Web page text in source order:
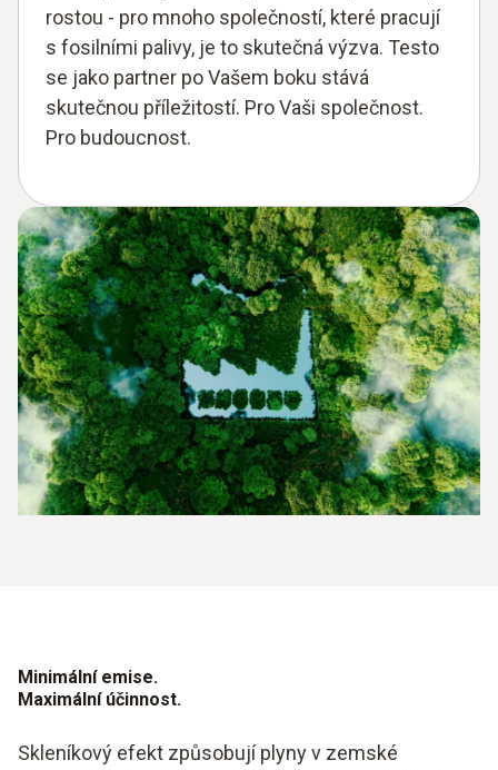
rostou - pro mnoho společností, které pracují
s fosilními palivy, je to skutečná výzva. Testo
se jako partner po Vašem boku stává
skutečnou příležitostí. Pro Vaši společnost.
Pro budoucnost.
Minimální emise.
Maximální účinnost.
Skleníkový efekt způsobují plyny v zemské